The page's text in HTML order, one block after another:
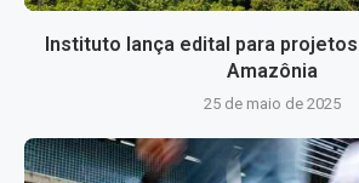
Instituto lança edital para
Amazônia
25 de maio de 2025